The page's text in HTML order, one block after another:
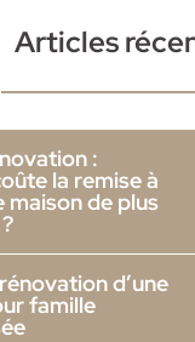
Articles
:
la remise à
maison de plus
d’une
famille